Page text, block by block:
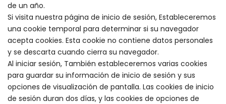
de un año.
Si visita nuestra página de inicio de sesión, Estableceremos
una cookie temporal para determinar si su navegador
acepta cookies. Esta cookie no contiene datos personales
y se descarta cuando cierra su navegador.
Al iniciar sesión, También estableceremos varias cookies
para guardar su información de inicio de sesión y sus
opciones de visualización de pantalla. Las cookies de inicio
de sesión duran dos días, y las cookies de opciones de